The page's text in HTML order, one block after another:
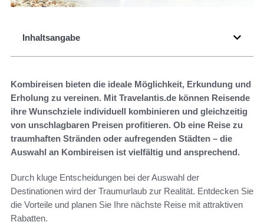
Inhaltsangabe
Kombireisen bieten die ideale Möglichkeit, Erkundung und
Erholung zu vereinen. Mit Travelantis.de können Reisende
ihre Wunschziele individuell kombinieren und gleichzeitig
von unschlagbaren Preisen profitieren. Ob eine Reise zu
traumhaften Stränden oder aufregenden Städten – die
Auswahl an Kombireisen ist vielfältig und ansprechend.
Durch kluge Entscheidungen bei der Auswahl der
Destinationen wird der Traumurlaub zur Realität. Entdecken Sie
die Vorteile und planen Sie Ihre nächste Reise mit attraktiven
Rabatten.